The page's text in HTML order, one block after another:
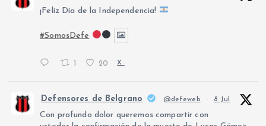
¡Feliz Día de la Independencia!
#SomosDefe
20 X
Defensores de Belgrano @defeweb · 8 Jul
Con profundo dolor queremos compartir con